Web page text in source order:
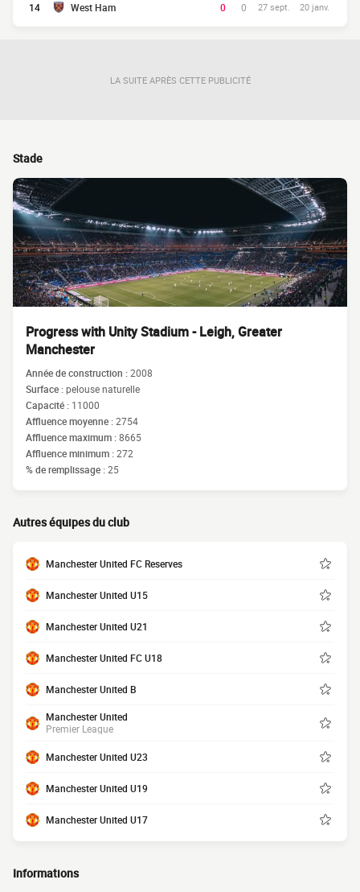
14 West Ham 0 0 27 sept. 20 janv.
LA SUITE APRÈS CETTE PUBLICITÉ
Stade
Progress with Unity Stadium - Leigh, Greater
Manchester
Année de construction :2008
Surface :pelouse naturelle
Capacité : 11000
Affluence moyenne :2754
Affluence maximum :8665
Affluence minimum :272
% de remplissage :25
Autres équipes du club
Manchester United FC Reserves
Manchester United U15
Manchester United U21
Manchester United FC U18
Manchester United B
Manchester United
Premier League
Manchester United U23
Manchester United U19
Manchester United U17
Informations